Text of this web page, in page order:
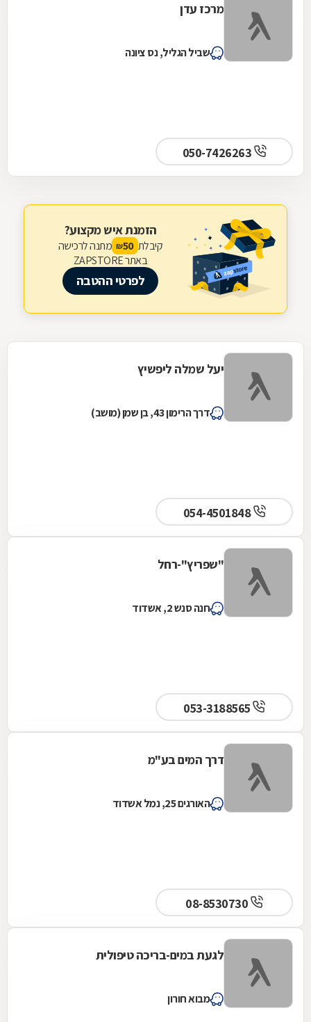
מרכז עדן
שביל הגליל, נס ציונה
הזמנת איש מקצוע?
קיבלת 50
₪ מתנה לרכישה
באתר ZAPSTORE
לפרטי ההטבה
יעל שמלה ליפשיץ
דרך הרימון 43, בן שמן (מושב)
054-4501848
"שפריץ"-רחל
חנה סנש 2, אשדוד
דרך המים בע"מ
האורגים 25, נמל אשדוד
לגעת במים-בריכה טיפולית
מבוא חורון